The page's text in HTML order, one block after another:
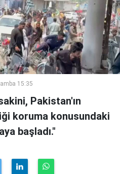
15:35
Pakistan'ın
koruma konusundaki
başladı."